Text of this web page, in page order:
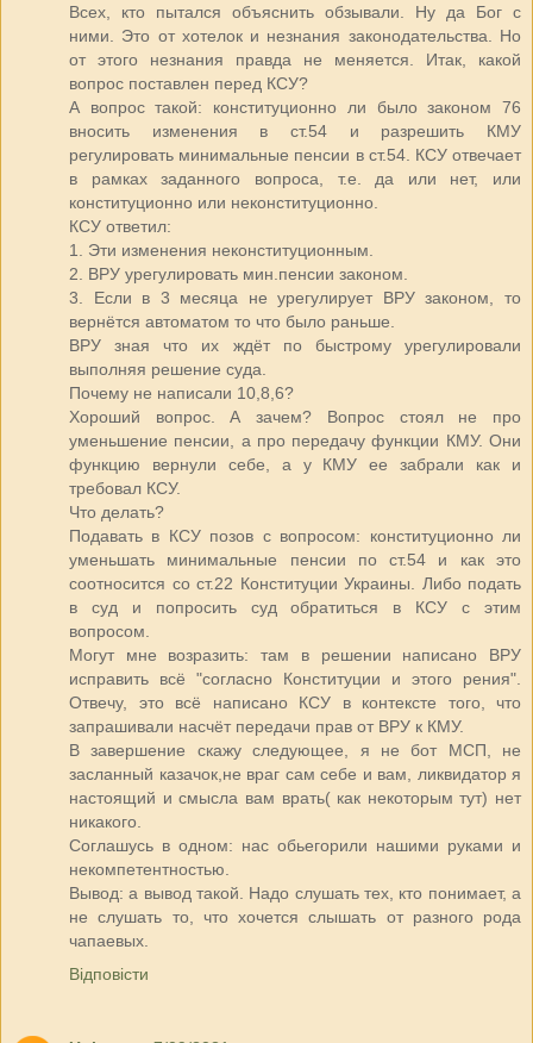
Всех, кто пытался объяснить обзывали. Ну да Бог с
ними. Это от хотелок и незнания законодательства. Но
от этого незнания правда не меняется. Итак, какой
вопрос поставлен перед КСУ?
А вопрос такой: конституционно ли было законом 76
вносить изменения в ст.54 и разрешить КМУ
регулировать минимальные пенсии в ст.54. КСУ отвечает
в рамках заданного вопроса, т.е. да или нет, или
конституционно или неконституционно.
КСУ ответил:
1. Эти изменения неконституционным.
2. ВРУ урегулировать мин.пенсии законом.
3. Если в 3 месяца не урегулирует ВРУ законом, то
вернётся автоматом то что было раньше.
ВРУ зная что их ждёт по быстрому урегулировали
выполняя решение суда.
Почему не написали 10,8,6?
Хороший вопрос. А зачем? Вопрос стоял не про
уменьшение пенсии, а про передачу функции КМУ. Они
функцию вернули себе, а у КМУ ее забрали как и
требовал КСУ.
Что делать?
Подавать в КСУ позов с вопросом: конституционно ли
уменьшать минимальные пенсии по ст.54 и как это
соотносится со ст.22 Конституции Украины. Либо подать
в суд и попросить суд обратиться в КСУ с этим
вопросом.
Могут мне возразить: там в решении написано ВРУ
исправить всё "согласно Конституции и этого рения".
Отвечу, это всё написано КСУ в контексте того, что
запрашивали насчёт передачи прав от ВРУ к КМУ.
В завершение скажу следующее, я не бот МСП, не
засланный казачок,не враг сам себе и вам, ликвидатор я
настоящий и смысла вам врать( как некоторым тут) нет
никакого.
Соглашусь в одном: нас обьегорили нашими руками и
некомпетентностью.
Вывод: а вывод такой. Надо слушать тех, кто понимает, а
не слушать то, что хочется слышать от разного рода
чапаевых.
Відповісти